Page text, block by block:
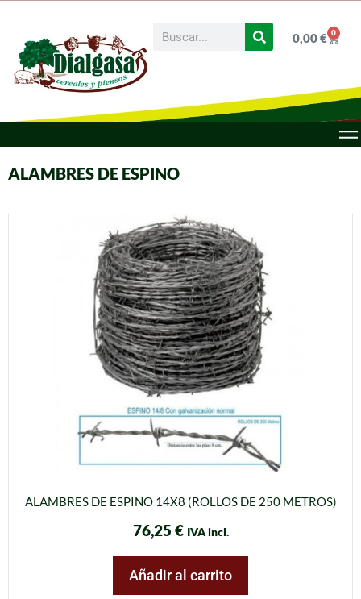
0,00€ 0
ALAMBRES DE ESPINO
ALAMBRES DE ESPINO 14X8 (ROLLOS DE 250 METROS)
76,25 € IVA incl.
Añadir al carrito